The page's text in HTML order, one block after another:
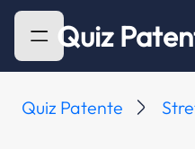
Quiz
Quiz Patente